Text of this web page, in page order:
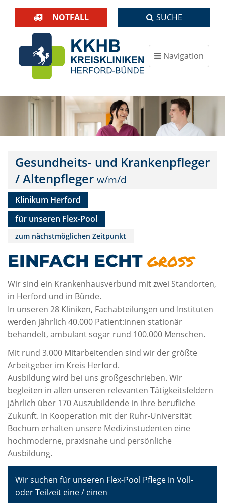
NOTFALL SUCHE
Navigation
ein-/ausblenden
Gesundheits- und Krankenpfleger
/ Altenpfleger
Klinikum Herford
für unseren Flex-Pool
zum nächstmöglichen Zeitpunkt
EINFACH ECHT groß
Wir sind ein Krankenhausverbund mit zwei Standorten,
in Herford und in Bünde.
In unseren 28 Kliniken, Fachabteilungen und Instituten
werden jährlich 40.000 Patient:innen stationär
behandelt, ambulant sogar rund 100.000 Menschen.
Mit rund 3.000 Mitarbeitenden sind wir der größte
Arbeitgeber im Kreis Herford.
Ausbildung wird bei uns großgeschrieben. Wir
begleiten in allen unseren relevanten Tätigkeitsfeldern
jährlich über 170 Auszubildende in ihre berufliche
Zukunft. In Kooperation mit der Ruhr-Universität
Bochum erhalten unsere Medizinstudenten eine
hochmoderne, praxisnahe und persönliche
Ausbildung.
Wir suchen für unseren Flex-Pool Pflege in Voll-
oder Teilzeit eine / einen